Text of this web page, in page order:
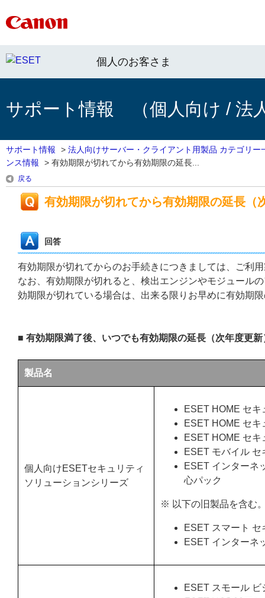
個人のお客さま
サポート情報 （個人向け / 法
サポート情報 > 法人向けサーバー・クライアント用製品 カテゴリー
ンス情報
> 有効期限が切れてから有効期限の延長...
戻る
有効期限が切れてから有効期限の延長（
回答
有効期限が切れてからのお手続きにつきましては、ご利
なお、有効期限が切れると、検出エンジンやモジュール
効期限が切れている場合は、出来る限りお早めに有効期
■ 有効期限満了後、いつでも有効期限の延長（次年度更
製品名
個人向けESETセキュリティ
ソリューションシリーズ
ESET HOME セ
ESET HOME セ
ESET HOME セ
ESET モバイル セ
ESET インターネ
心パック
※ 以下の旧製品を含む
ESET スマート
ESET インターネ
ESET スモール